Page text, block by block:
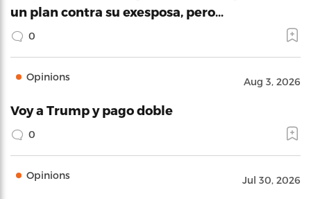
un plan contra su exesposa, pero…
0
Opinions Aug 3, 2026
Voy a Trump y pago doble
0
Opinions Jul 30, 2026